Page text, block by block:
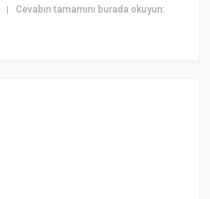
|Cevabın tamamını burada okuyun: